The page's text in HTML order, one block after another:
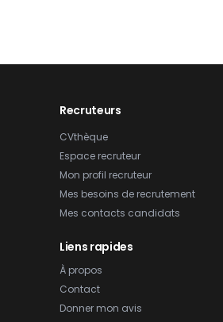
Recruteurs
CVthèque
Espace recruteur
Mon profil recruteur
Mes besoins de recrutement
Mes contacts candidats
Liens rapides
À propos
Contact
Donner mon avis